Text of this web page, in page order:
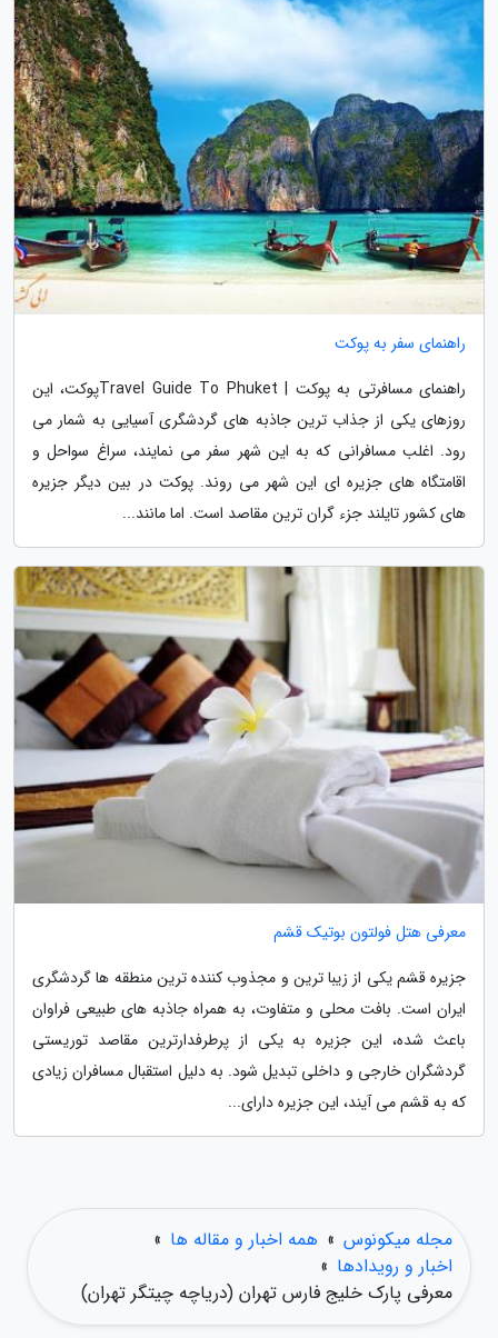
راهنمای سفر به پوکت
راهنمای مسافرتی به پوکت | Travel Guide To Phuketپوکت، این
روزهای یکی از جذاب ترین جاذبه های گردشگری آسیایی به شمار می
رود. اغلب مسافرانی که به این شهر سفر می نمایند، سراغ سواحل و
اقامتگاه های جزیره ای این شهر می روند. پوکت در بین دیگر جزیره
های کشور تایلند جزء گران ترین مقاصد است. اما مانند...
معرفی هتل فولتون بوتیک قشم
جزیره قشم یکی از زیبا ترین و مجذوب کننده ترین منطقه ها گردشگری
ایران است. بافت محلی و متفاوت، به همراه جاذبه های طبیعی فراوان
باعث شده، این جزیره به یکی از پرطرفدارترین مقاصد توریستی
گردشگران خارجی و داخلی تبدیل شود. به دلیل استقبال مسافران زیادی
که به قشم می آیند، این جزیره دارای...
مجله میکونوس » همه اخبار و مقاله ها »
اخبار و رویدادها »
معرفی پارک خلیج فارس تهران (دریاچه چیتگر تهران)